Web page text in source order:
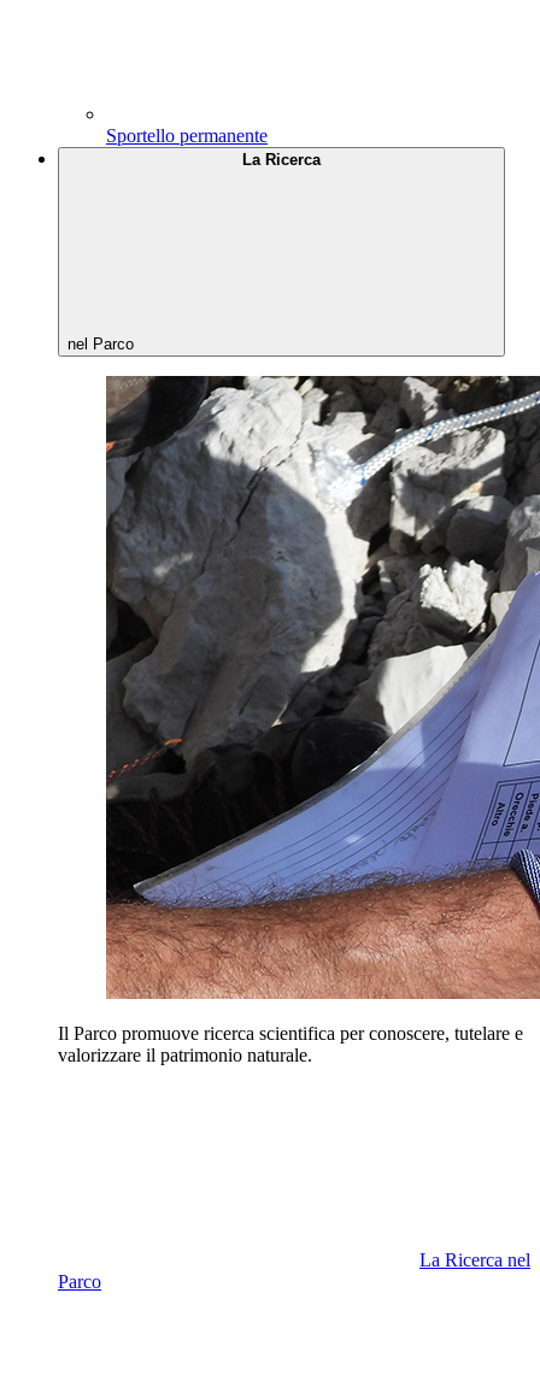
Sportello permanente
La Ricerca
nel Parco
Il Parco promuove ricerca scientifica per conoscere, tutelare e
valorizzare il patrimonio naturale.
La Ricerca nel
Parco